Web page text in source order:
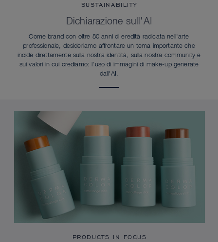
SUSTAINABILITY
Dichiarazione sull'AI
Come brand con oltre 80 anni di eredità radicata nell'arte
professionale, desideriamo affrontare un tema importante che
incide direttamente sulla nostra identità, sulla nostra community e
sui valori in cui crediamo: l'uso di immagini di make-up generate
dall'AI.
PRODUCTS IN FOCUS